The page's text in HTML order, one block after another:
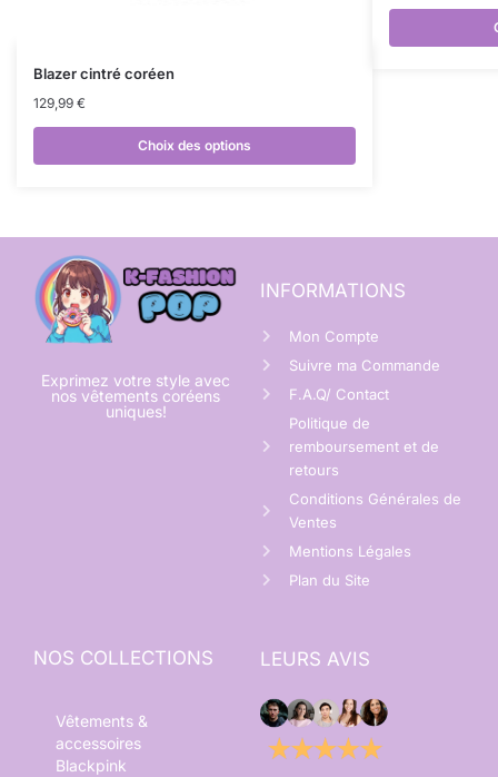
Blazer cintré coréen
129,99 €
Choix des options
Exprimez votre style avec
nos vêtements coréens
uniques!
INFORMATIONS
Mon Compte
Suivre ma Commande
F.A.Q/ Contact
Politique de
remboursement et de
retours
Conditions Générales de
Ventes
Mentions Légales
Plan du Site
NOS COLLECTIONS
Vêtements &
accessoires
Blackpink
LEURS AVIS